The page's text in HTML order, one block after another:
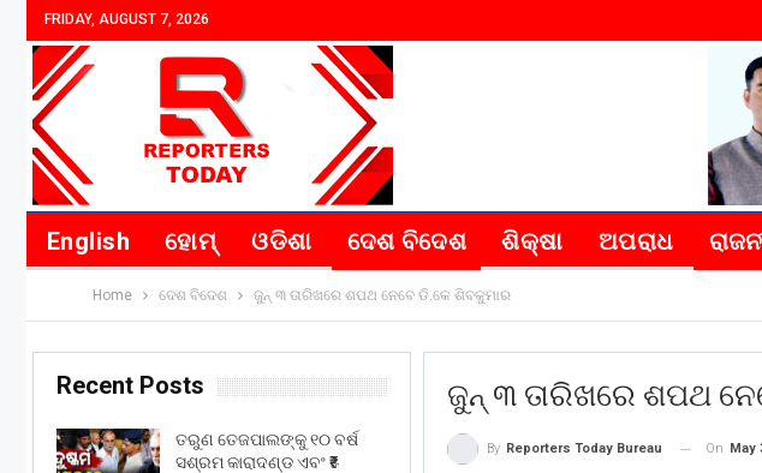
FRIDAY, AUGUST 7, 2026
English ହୋମ୍ ଓଡିଶା ଦେଶ ବିଦେଶ ଶିକ୍ଷା ଅପରାଧ
Home ଦେଶ ବିଦେଶ ଜୁନ୍ ୩ ତାରିଖରେ ଶପଥ ନେବେ ଡି.କେ ଶିବକୁମାର
ଜୁନ୍ ୩ ତାରିଖରେ ଶପଥ
By Reporters Today Bureau On May
Recent Posts
ତରୁଣ ତେଜପାଲଙ୍କୁ ୧୦ ବର୍ଷ
ସଶ୍ରମ କାରାଦଣ୍ଡ ଏବଂ ₹୫